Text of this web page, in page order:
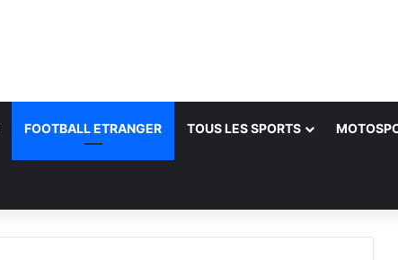
FOOTBALL ETRANGER TOUS LES SPORTS